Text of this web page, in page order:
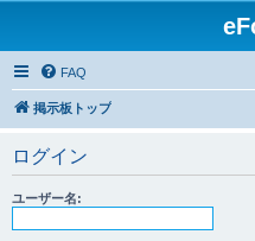
FAQ
掲示板トップ
ログイン
ユーザー名: